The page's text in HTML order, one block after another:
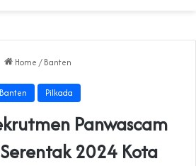
Home / Banten
Banten Pilkada
Panwascam
2024 Kota